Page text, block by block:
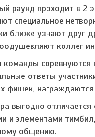
раунд проходит в 2
специальное
ближе узнают друг
коллег
команды соревнуются
ответы
фишек,
выгодно
и элементами
общению.